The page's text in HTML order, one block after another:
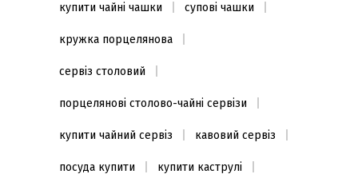
купити чайні чашки супові чашки
кружка порцелянова
сервіз столовий
порцелянові столово-чайні сервізи
купити чайний сервіз кавовий сервіз
посуда купити купити каструлі